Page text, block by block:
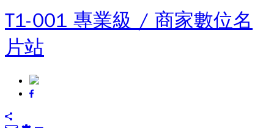
T1-001 專業級 / 商家數位名
片站